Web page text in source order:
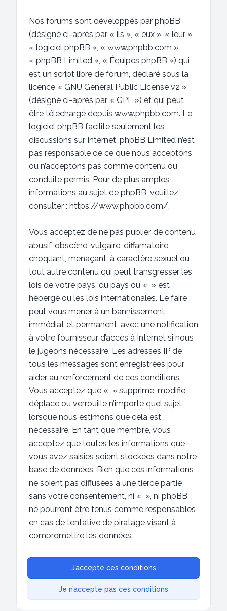
Nos forums sont développés par phpBB
(désigné ci-après par « ils », « eux », « leur »,
« logiciel phpBB », « www.phpbb.com »,
« phpBB Limited », « Équipes phpBB ») qui
est un script libre de forum, déclaré sous la
licence « GNU General Public License v2 »
(désigné ci-après par « GPL ») et qui peut
être téléchargé depuis www.phpbb.com. Le
logiciel phpBB facilite seulement les
discussions sur Internet. phpBB Limited n’est
pas responsable de ce que nous acceptons
ou n’acceptons pas comme contenu ou
conduite permis. Pour de plus amples
informations au sujet de phpBB, veuillez
consulter : https://www.phpbb.com/.
Vous acceptez de ne pas publier de contenu
abusif, obscène, vulgaire, diffamatoire,
choquant, menaçant, à caractère sexuel ou
tout autre contenu qui peut transgresser les
lois de votre pays, du pays où « » est
hébergé ou les lois internationales. Le faire
peut vous mener à un bannissement
immédiat et permanent, avec une notification
à votre fournisseur d’accès à Internet si nous
le jugeons nécessaire. Les adresses IP de
tous les messages sont enregistrées pour
aider au renforcement de ces conditions.
Vous acceptez que « » supprime, modifie,
déplace ou verrouille n’importe quel sujet
lorsque nous estimons que cela est
nécessaire. En tant que membre, vous
acceptez que toutes les informations que
vous avez saisies soient stockées dans notre
base de données. Bien que ces informations
ne soient pas diffusées à une tierce partie
sans votre consentement, ni « », ni phpBB
ne pourront être tenus comme responsables
en cas de tentative de piratage visant à
compromettre les données.
J’accepte ces conditions
Je n’accepte pas ces conditions